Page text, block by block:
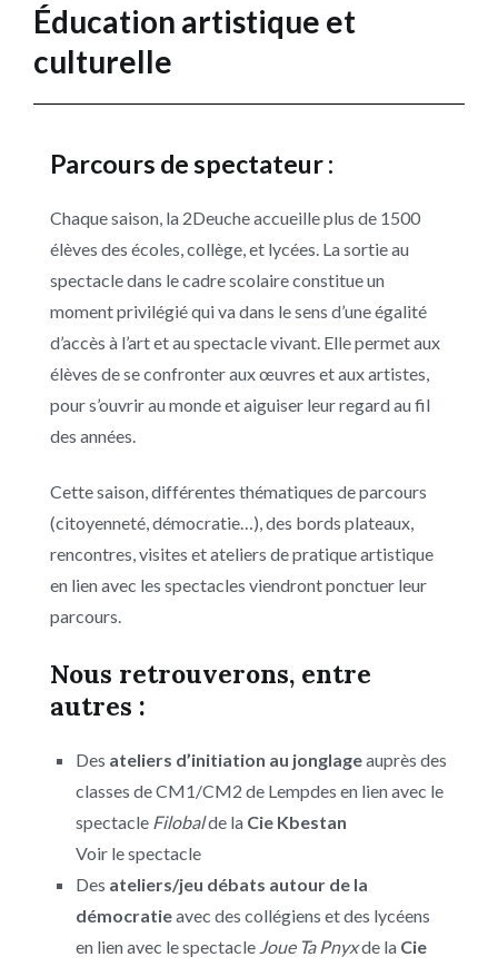
Éducation artistique et
culturelle
Parcours de spectateur :
Chaque saison, la 2Deuche accueille plus de 1500
élèves des écoles, collège, et lycées. La sortie au
spectacle dans le cadre scolaire constitue un
moment privilégié qui va dans le sens d’une égalité
d’accès à l’art et au spectacle vivant. Elle permet aux
élèves de se confronter aux œuvres et aux artistes,
pour s’ouvrir au monde et aiguiser leur regard au fil
des années.
Cette saison, différentes thématiques de parcours
(citoyenneté, démocratie…), des bords plateaux,
rencontres, visites et ateliers de pratique artistique
en lien avec les spectacles viendront ponctuer leur
parcours.
Nous retrouverons, entre
autres :
Des ateliers d’initiation au jonglageauprès des
classes de CM1/CM2 de Lempdes en lien avec le
spectacle Filobalde la Cie Kbestan
Voir le spectacle
Des ateliers/jeu débats autour de la
démocratieavec des collégiens et des lycéens
en lien avec le spectacle Joue Ta Pnyxde la Cie